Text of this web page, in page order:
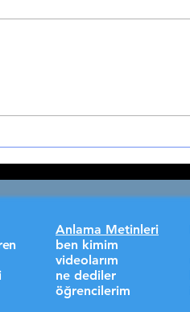
Anlama Metinleri
ben kimim
videolarım
ne dediler
öğrencilerim